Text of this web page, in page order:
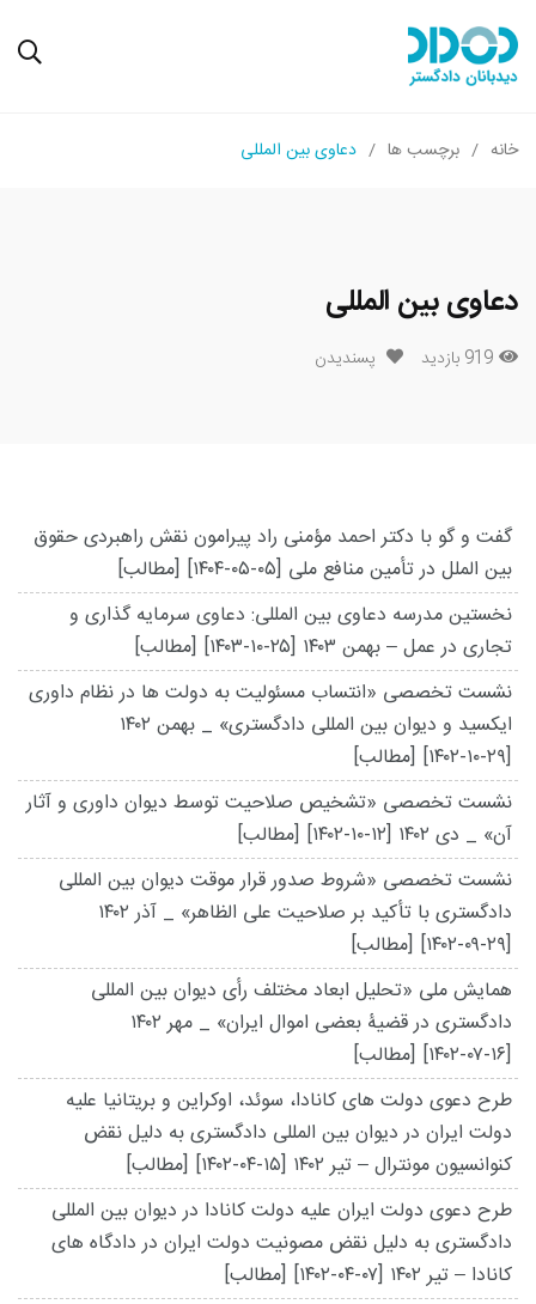
خانه برچسب ها دعاوی بین المللی
دعاوی بین المللی
919 بازدید پسندیدن
گفت و گو با دکتر احمد مؤمنی راد پیرامون نقش راهبردی حقوق
بین الملل در تأمین منافع ملی [۱۴۰۴-۰۵-۰۵] [مطالب]
نخستین مدرسه دعاوی بین المللی: دعاوی سرمایه گذاری و
تجاری در عمل – بهمن ۱۴۰۳
[۱۴۰۳-۱۰-۲۵] [مطالب]
نشست تخصصی «انتساب مسئولیت به دولت ها در نظام داوری
ایکسید و دیوان بین المللی دادگستری» _ بهمن ۱۴۰۲
[۱۴۰۲-۱۰-۲۹] [مطالب]
نشست تخصصی «تشخیص صلاحیت توسط دیوان داوری و آثار
آن» _ دی ۱۴۰۲
[۱۴۰۲-۱۰-۱۲] [مطالب]
نشست تخصصی «شروط صدور قرار موقت دیوان بین المللی
دادگستری با تأکید بر صلاحیت علی الظاهر» _ آذر ۱۴۰۲
[۱۴۰۲-۰۹-۲۹] [مطالب]
همایش ملی «تحلیل ابعاد مختلف رأی دیوان بین المللی
دادگستری در قضیۀ بعضی اموال ایران» _ مهر ۱۴۰۲
[۱۴۰۲-۰۷-۱۶] [مطالب]
طرح دعوی دولت های کانادا، سوئد، اوکراین و بریتانیا علیه
دولت ایران در دیوان بین المللی دادگستری به دلیل نقض
کنوانسیون مونترال – تیر ۱۴۰۲
[۱۴۰۲-۰۴-۱۵] [مطالب]
طرح دعوی دولت ایران علیه دولت کانادا در دیوان بین المللی
دادگستری به دلیل نقض مصونیت دولت ایران در دادگاه های
کانادا – تیر ۱۴۰۲
[۱۴۰۲-۰۴-۰۷] [مطالب]